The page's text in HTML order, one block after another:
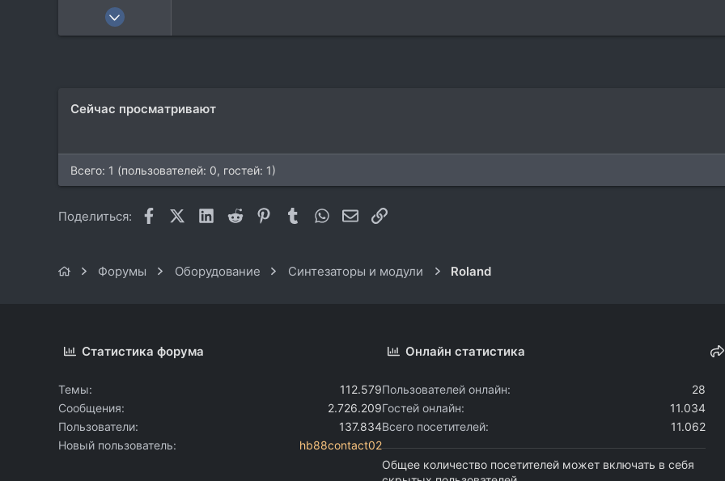
23 Июн 2008
Сейчас просматривают
Всего: 1 (пользователей: 0, гостей: 1)
Поделиться: FacebookX (Twitter)
LinkedIn
Reddit Pinterest
TumblrWhatsAppЭлектронная почта
Ссылка
Форумы Оборудование Синтезаторы и модули Roland
Статистика форума
Темы
112.579
Сообщения
2.726.209
Пользователи
137.834
Новый пользователь
hb88contact02
Онлайн статистика
Пользователей онлайн
28
Гостей онлайн
11.034
Всего посетителей
11.062
Общее количество посетителей может включать в себя